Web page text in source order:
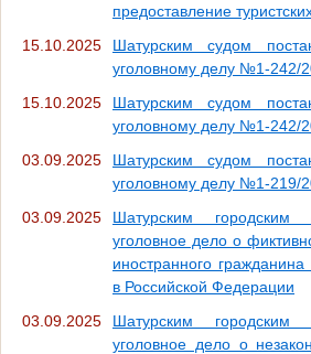
предоставление
15.10.2025
Шатурским судом
уголовному делу №1-242/
15.10.2025
Шатурским судом
уголовному делу №1-242/
03.09.2025
Шатурским судом
уголовному делу №1-219/
03.09.2025
Шатурским городским
уголовное дело о
иностранного
в Российской Федерации
03.09.2025
Шатурским городским
уголовное дело о